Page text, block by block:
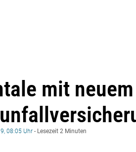
mit
08:05 Uhr - Lesezeit 2 Minuten